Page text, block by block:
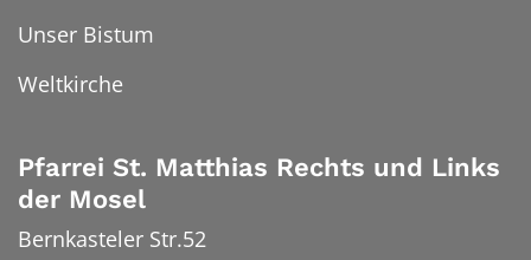
Unser Bistum
Weltkirche
Pfarrei St. Matthias Rechts und Links
der Mosel
Bernkasteler Str.52